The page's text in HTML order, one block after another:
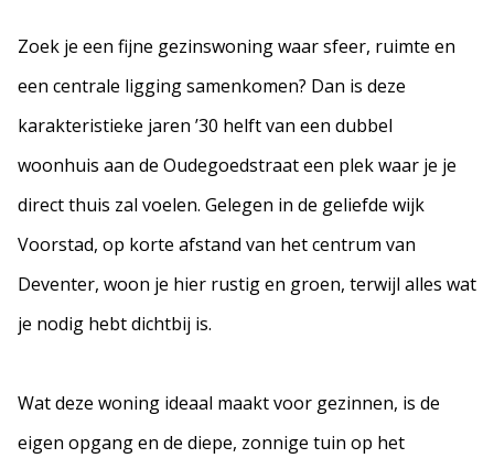
Zoek je een fijne gezinswoning waar sfeer, ruimte en
een centrale ligging samenkomen? Dan is deze
karakteristieke jaren ’30 helft van een dubbel
woonhuis aan de Oudegoedstraat een plek waar je je
direct thuis zal voelen. Gelegen in de geliefde wijk
Voorstad, op korte afstand van het centrum van
Deventer, woon je hier rustig en groen, terwijl alles wat
je nodig hebt dichtbij is.
Wat deze woning ideaal maakt voor gezinnen, is de
eigen opgang en de diepe, zonnige tuin op het